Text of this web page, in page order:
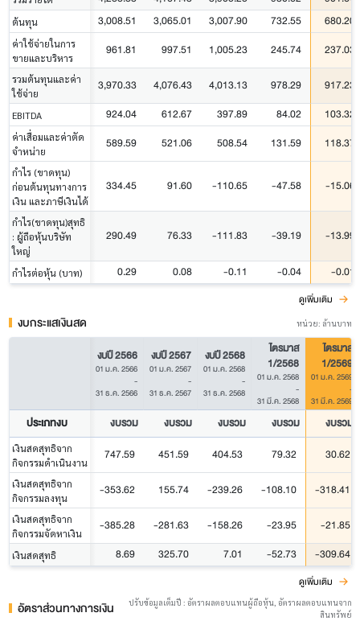
ต้นทุน 3,008.51 3,065.01 3,007.90 732.55 680.20
ค่าใช้จ่ายในการ
ขายและบริหาร
961.81 997.51 1,005.23 245.74 237.03
รวมต้นทุนและค่า
ใช้จ่าย
3,970.33 4,076.43 4,013.13 978.29 917.23
EBITDA 924.04 612.67 397.89 84.02 103.32
ค่าเสื่อมและค่าตัด
จำหน่าย
589.59 521.06 508.54 131.59 118.37
กำไร (ขาดทุน)
ก่อนต้นทุนทางการ
เงิน และภาษีเงินได้
334.45 91.60 -110.65 -47.58 -15.06
กำไร(ขาดทุน)สุทธิ
: ผู้ถือหุ้นบริษัท
ใหญ่
290.49 76.33 -111.83 -39.19 -13.99
กำไรต่อหุ้น (บาท) 0.29 0.08 -0.11 -0.04 -0.01
ดูเพิ่มเติม
งบกระแสเงินสด หน่วย: ล้านบาท
งบปี 2566
01 ม.ค. 2566
-
31 ธ.ค. 2566
งบปี 2567
01 ม.ค. 2567
-
31 ธ.ค. 2567
งบปี 2568
01 ม.ค. 2568
-
31 ธ.ค. 2568
ไตรมาส
1/2568
01 ม.ค. 2568
-
31 มี.ค. 2568
ไตรมาส
1/2569
01 ม.ค. 2569
-
31 มี.ค. 2569
ประเภทงบ งบรวม งบรวม งบรวม งบรวม งบรวม
เงินสดสุทธิจาก
กิจกรรมดำเนินงาน
747.59 451.59 404.53 79.32 30.62
เงินสดสุทธิจาก
กิจกรรมลงทุน
-353.62 155.74 -239.26 -108.10 -318.41
เงินสดสุทธิจาก
กิจกรรมจัดหาเงิน
-385.28 -281.63 -158.26 -23.95 -21.85
เงินสดสุทธิ 8.69 325.70 7.01 -52.73 -309.64
ดูเพิ่มเติม
อัตราส่วนทางการเงิน
ปรับข้อมูลเต็มปี : อัตราผลตอบแทนผู้ถือหุ้น, อัตราผลตอบแทนจาก
สินทรัพย์